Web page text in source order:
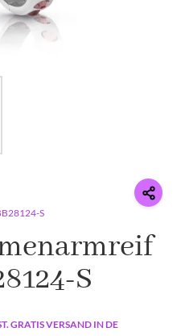
S
S
GRATIS VERSAND IN DE